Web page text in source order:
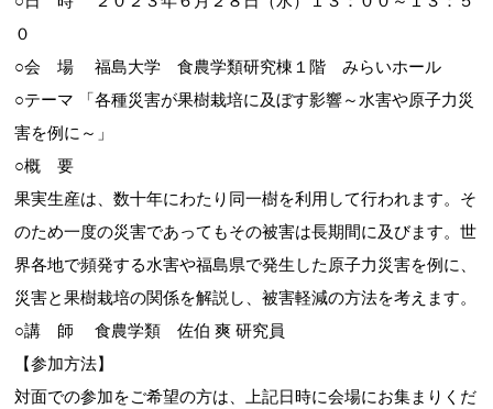
０
○会 場 福島大学 食農学類研究棟１階 みらいホール
○テーマ 「各種災害が果樹栽培に及ぼす影響～水害や原子力災
害を例に～」
○概 要
果実生産は、数十年にわたり同一樹を利用して行われます。そ
のため一度の災害であってもその被害は長期間に及びます。世
界各地で頻発する水害や福島県で発生した原子力災害を例に、
災害と果樹栽培の関係を解説し、被害軽減の方法を考えます。
○講 師 食農学類 佐伯 爽 研究員
【参加方法】
対面での参加をご希望の方は、上記日時に会場にお集まりくだ